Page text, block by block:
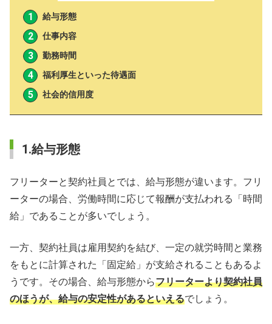
給与形態
仕事内容
勤務時間
福利厚生といった待遇面
社会的信用度
1.給与形態
フリーターと契約社員とでは、給与形態が違います。フリ
ーターの場合、労働時間に応じて報酬が支払われる「時間
給」であることが多いでしょう。
一方、契約社員は雇用契約を結び、一定の就労時間と業務
をもとに計算された「固定給」が支給されることもあるよ
うです。その場合、給与形態からフリーターより契約社員
のほうが、給与の安定性があるといえるでしょう。